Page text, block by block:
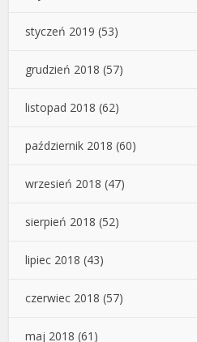
styczeń 2019 (53)
grudzień 2018 (57)
listopad 2018 (62)
październik 2018 (60)
wrzesień 2018 (47)
sierpień 2018 (52)
lipiec 2018 (43)
czerwiec 2018 (57)
maj 2018 (61)